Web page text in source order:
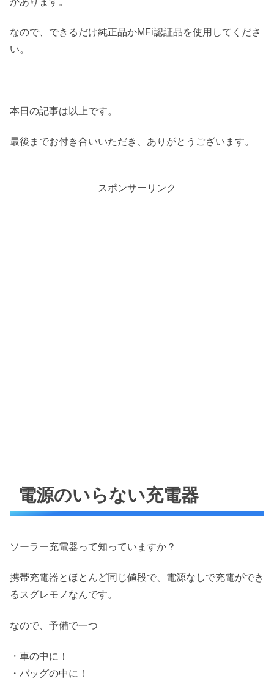
なので、できるだけ純正品かMFi認証品を使用してくださ
い。
本日の記事は以上です。
最後までお付き合いいただき、ありがとうございます。
スポンサーリンク
電源のいらない充電器
ソーラー充電器って知っていますか？
携帯充電器とほとんど同じ値段で、電源なしで充電ができ
るスグレモノなんです。
なので、予備で一つ
・車の中に！
・バッグの中に！